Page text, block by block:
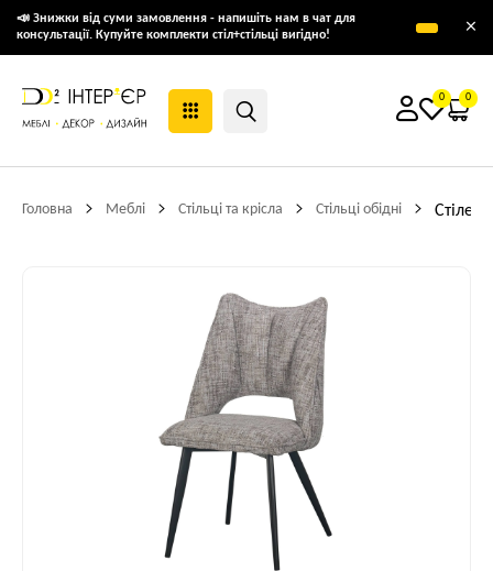
📣 Знижки від суми замовлення - напишіть нам в чат для
консультації. Купуйте комплекти стіл+стільці вигідно!
×
0 0
Головна Меблі Стільці та крісла Стільці обідні